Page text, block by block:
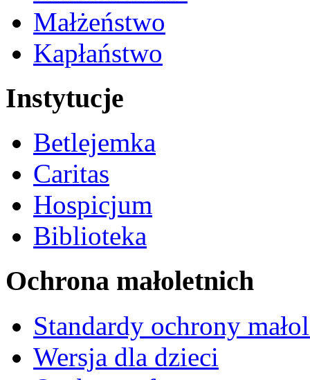
Małżeństwo
Kapłaństwo
Instytucje
Betlejemka
Caritas
Hospicjum
Biblioteka
Ochrona małoletnich
Standardy ochrony
Wersja dla dzieci